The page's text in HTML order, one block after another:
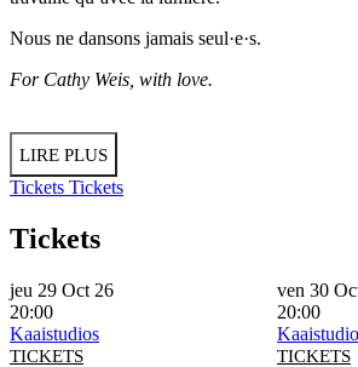
Nous ne dansons jamais seul·e·s.
For Cathy Weis, with love.
LIRE PLUS
Tickets Tickets
Tickets
jeu 29 Oct 26
20:00
Kaaistudios
TICKETS
ven 30
20:00
TICKETS